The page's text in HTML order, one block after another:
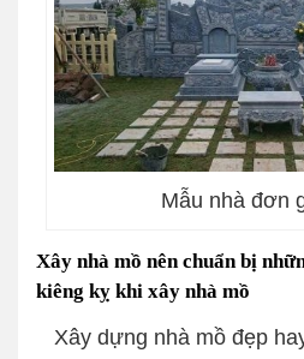
Mẫu nhà đơn
Xây nhà mồ nên chuẩn bị
kiêng kỵ khi xây nhà mồ
Xây dựng nhà mồ đẹp